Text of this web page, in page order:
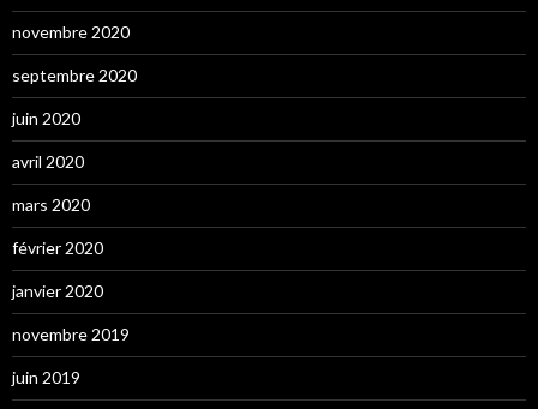
novembre 2020
septembre 2020
juin 2020
avril 2020
mars 2020
février 2020
janvier 2020
novembre 2019
juin 2019